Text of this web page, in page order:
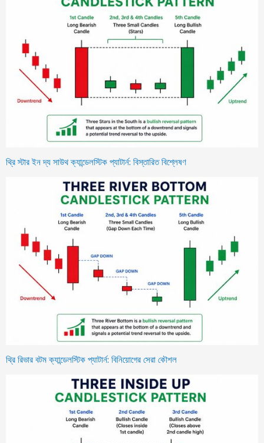
থ্রি স্টার ইন দ্য সাউথ ক্যান্ডেলস্টিক প্যাটার্ন: বিস্তারিত বিশ্লেষণ
থ্রি রিভার বটম ক্যান্ডেলস্টিক প্যাটার্ন: বিনিয়োগের সেরা কৌশল